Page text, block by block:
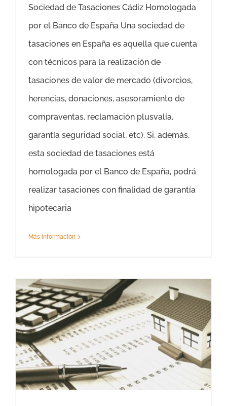
Sociedad de Tasaciones Cádiz Homologada
por el Banco de España Una sociedad de
tasaciones en España es aquella que cuenta
con técnicos para la realización de
tasaciones de valor de mercado (divorcios,
herencias, donaciones, asesoramiento de
compraventas, reclamación plusvalía,
garantía seguridad social, etc). Si, además,
esta sociedad de tasaciones está
homologada por el Banco de España, podrá
realizar tasaciones con finalidad de garantía
hipotecaria
Más información